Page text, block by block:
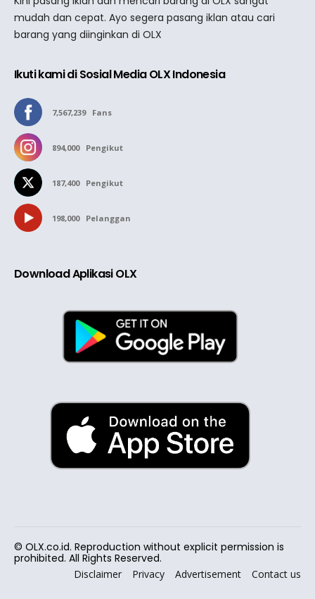
mudah dan cepat. Ayo segera pasang iklan atau cari
barang yang diinginkan di OLX
Ikuti kami di Sosial Media OLX Indonesia
7,567,239 Fans
894,000 Pengikut
187,400 Pengikut
198,000 Pelanggan
Download Aplikasi OLX
© OLX.co.id. Reproduction without explicit permission is
prohibited. All Rights Reserved.
Disclaimer Privacy Advertisement Contact us